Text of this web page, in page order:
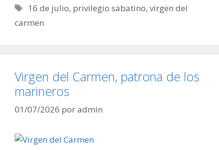
Etiquetas
16 de julio, privilegio sabatino,virgen del
carmen
Virgen del Carmen, patrona de los
marineros
01/07/2026 poradmin